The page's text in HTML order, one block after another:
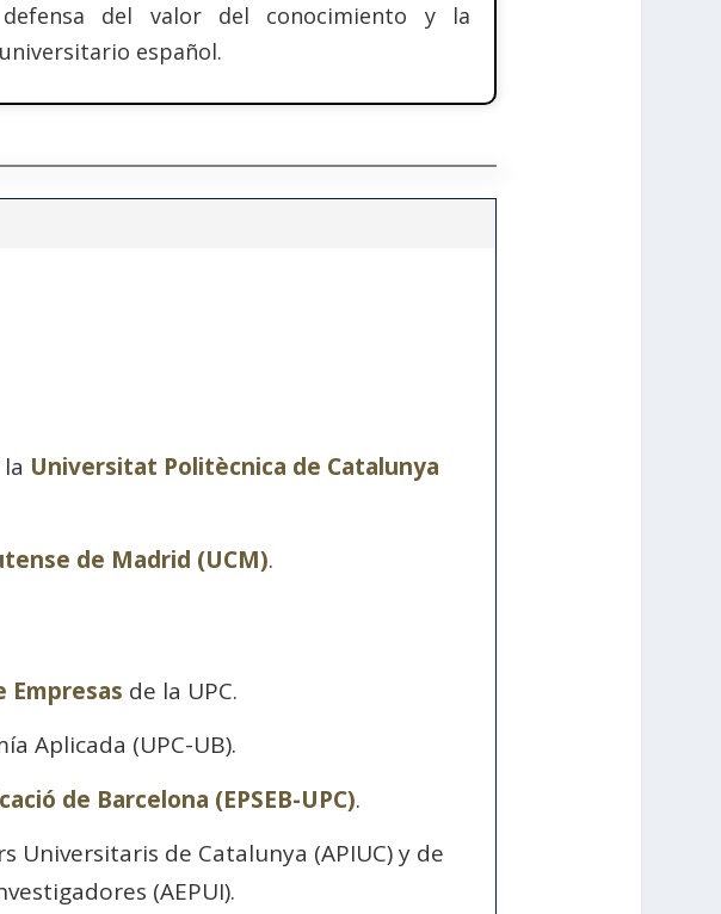
del valor del conocimiento y la
español.
Universitat Politècnica de Catalunya
de Madrid (UCM).
Empresas de la UPC.
Aplicada (UPC-UB).
de Barcelona (EPSEB-UPC).
Universitaris de Catalunya (APIUC) y de
(AEPUI).